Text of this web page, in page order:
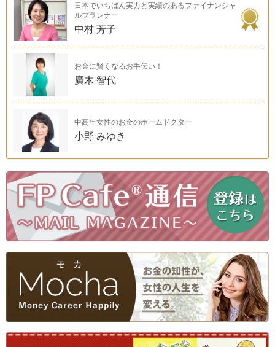
日本でいちばん実力と実績のあるファイナンシャ
ルプランナー
中村 芳子
お金に賢くなるお手伝い！
廣木 智代
中高年女性のお金のホームドクター
小野 みゆき